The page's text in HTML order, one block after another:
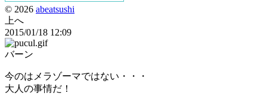
© 2026 abeatsushi
上へ
2015/01/18 12:09
バーン
今のはメラゾーマではない・・・
大人の事情だ！